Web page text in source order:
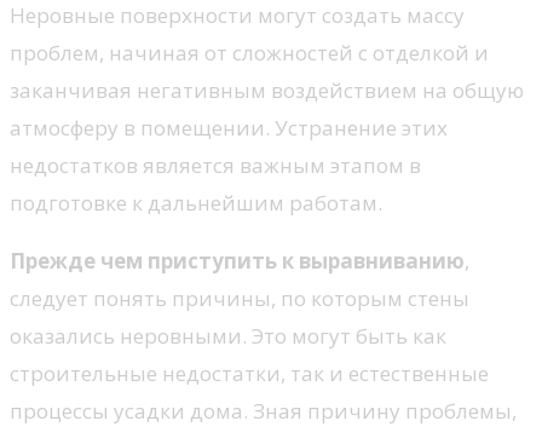
Неровные поверхности могут создать массу
проблем, начиная от сложностей с отделкой и
заканчивая негативным воздействием на общую
атмосферу в помещении. Устранение этих
недостатков является важным этапом в
подготовке к дальнейшим работам.
Прежде чем приступить к выравниванию,
следует понять причины, по которым стены
оказались неровными. Это могут быть как
строительные недостатки, так и естественные
процессы усадки дома. Зная причину проблемы,